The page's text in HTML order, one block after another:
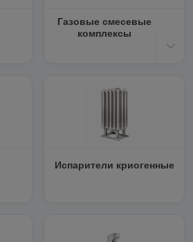
Газовые смесевые
комплексы
Испарители криогенные